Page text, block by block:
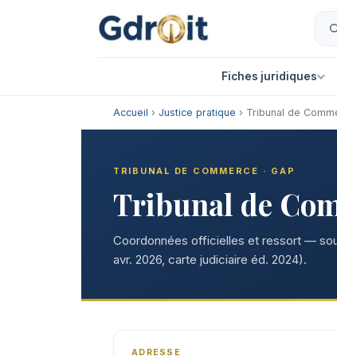
Fiches juridiques
Accueil › Justice pratique › Tribunal de
TRIBUNAL DE COMMERCE · GAP
Tribunal de
Coordonnées officielles et ressort —
avr. 2026, carte judiciaire éd. 2024).
ADRESSE